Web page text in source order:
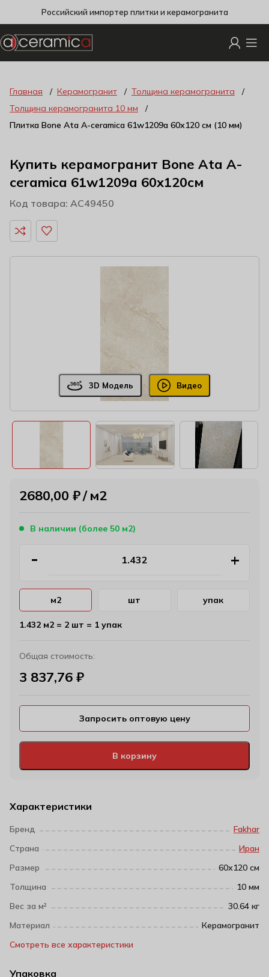
Российский импортер плитки и керамогранита
Главная Керамогранит
Толщина керамогранита
Толщина керамогранита 10 мм
Плитка Bone Ata A-ceramica 61w1209a 60х120 см (10 мм)
Купить керамогранит Bone Ata A-
ceramica 61w1209a 60x120см
Код товара: AC49450
3D Модель Видео
Характеристики
Бренд
Fakhar
Страна
Иран
Размер
60х120 см
Толщина
10 мм
Вес за м²
30.64 кг
Материал
Керамогранит
Смотреть все характеристики
Упаковка
2680,00 ₽ м2
В наличии (более 50 м2)
В корзину
м2 шт упак
1.432 м2 = 2 шт = 1 упак
Общая стоимость:
3 837,76 ₽
Запросить оптовую цену